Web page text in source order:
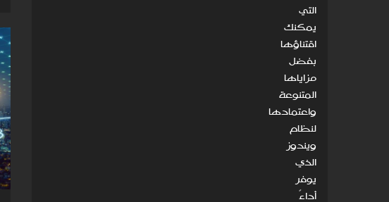
التي
يمكنك
اقتناؤها
بفضل
مزاياها
المتنوعة
واعتمادها
لنظام
ويندوز
الذي
يوفر
أداءً